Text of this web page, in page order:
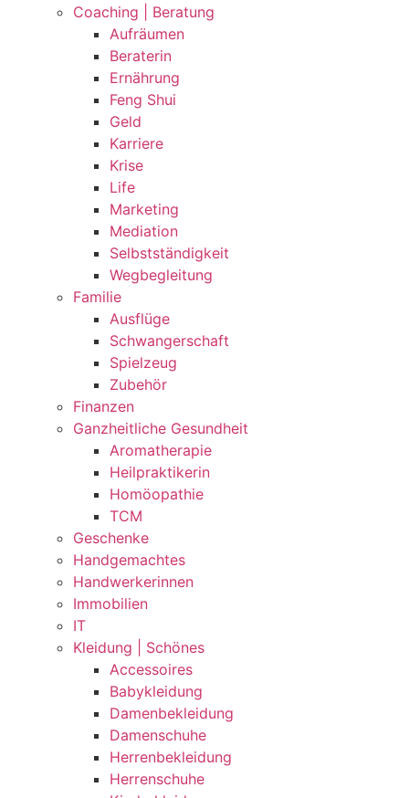
Coaching | Beratung
Aufräumen
Beraterin
Ernährung
Feng Shui
Geld
Karriere
Krise
Life
Marketing
Mediation
Selbstständigkeit
Wegbegleitung
Familie
Ausflüge
Schwangerschaft
Spielzeug
Zubehör
Finanzen
Ganzheitliche Gesundheit
Aromatherapie
Heilpraktikerin
Homöopathie
TCM
Geschenke
Handgemachtes
Handwerkerinnen
Immobilien
IT
Kleidung | Schönes
Accessoires
Babykleidung
Damenbekleidung
Damenschuhe
Herrenbekleidung
Herrenschuhe